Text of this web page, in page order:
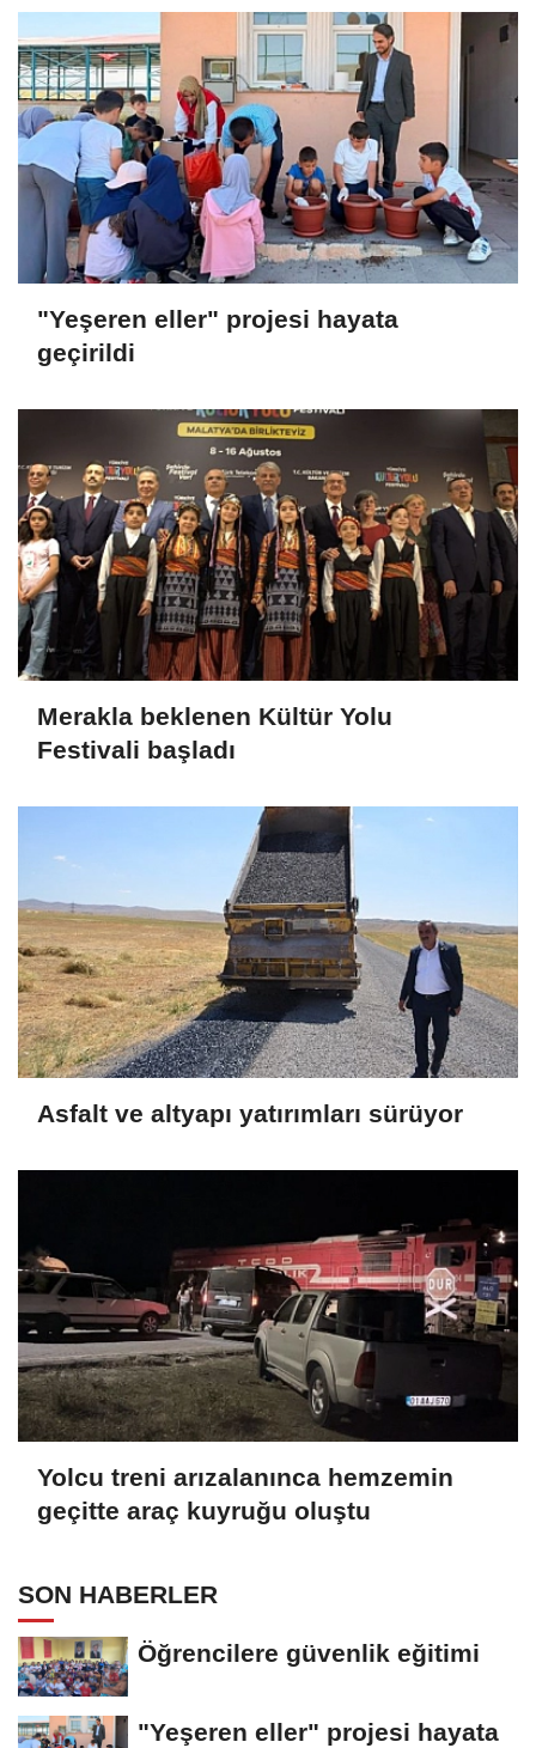
"Yeşeren eller" projesi hayata
geçirildi
Merakla beklenen Kültür Yolu
Festivali başladı
Asfalt ve altyapı yatırımları sürüyor
Yolcu treni arızalanınca hemzemin
geçitte araç kuyruğu oluştu
SON HABERLER
Öğrencilere güvenlik eğitimi
"Yeşeren eller" projesi hayata